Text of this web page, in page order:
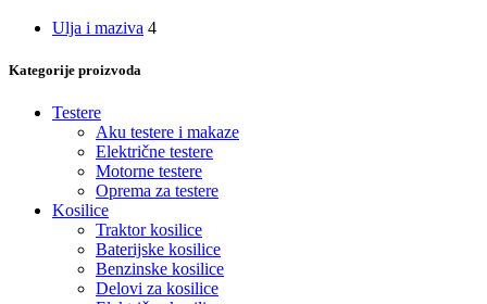
Ulja i maziva 4
Kategorije proizvoda
Testere
Aku testere i makaze
Električne testere
Motorne testere
Oprema za testere
Kosilice
Traktor kosilice
Baterijske kosilice
Benzinske kosilice
Delovi za kosilice